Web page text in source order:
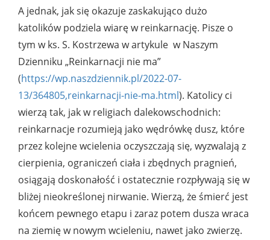
A jednak, jak się okazuje zaskakująco dużo
katolików podziela wiarę w reinkarnację. Pisze o
tym w ks. S. Kostrzewa w artykule w Naszym
Dzienniku „Reinkarnacji nie ma”
(https://wp.naszdziennik.pl/2022-07-
13/364805,reinkarnacji-nie-ma.html). Katolicy ci
wierzą tak, jak w religiach dalekowschodnich:
reinkarnacje rozumieją jako wędrówkę dusz, które
przez kolejne wcielenia oczyszczają się, wyzwalają z
cierpienia, ograniczeń ciała i zbędnych pragnień,
osiągają doskonałość i ostatecznie rozpływają się w
bliżej nieokreślonej nirwanie. Wierzą, że śmierć jest
końcem pewnego etapu i zaraz potem dusza wraca
na ziemię w nowym wcieleniu, nawet jako zwierzę.